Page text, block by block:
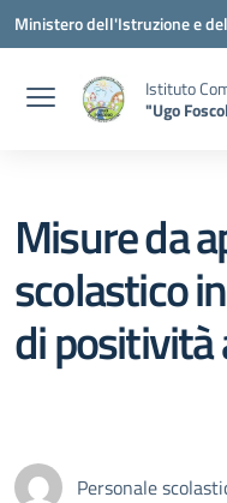
Vai ai contenuti
Vai al menu di navigazione
Vai al footer
Ministero dell'Istruzione e
Istituto
"Ugo
Misure da
scolastico
di positività
Personale